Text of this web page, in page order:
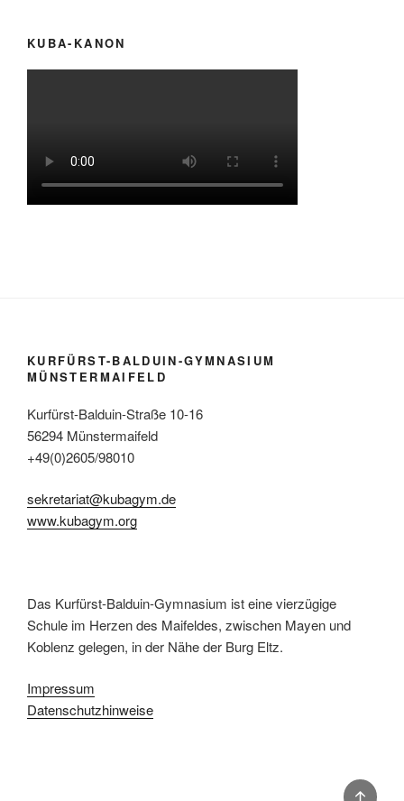
KUBA-KANON
Back
KURFÜRST-BALDUIN-GYMNASIUM
MÜNSTERMAIFELD
Kurfürst-Balduin-Straße 10-16
56294 Münstermaifeld
+49(0)2605/98010
sekretariat@kubagym.de
www.kubagym.org
Das Kurfürst-Balduin-Gymnasium ist eine vierzügige
Schule im Herzen des Maifeldes, zwischen Mayen und
Koblenz gelegen, in der Nähe der Burg Eltz.
Impressum
Datenschutzhinweise